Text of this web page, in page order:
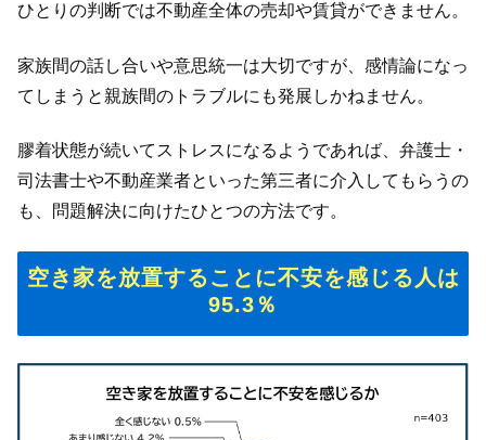
ひとりの判断では不動産全体の売却や賃貸ができません。
家族間の話し合いや意思統一は大切ですが、感情論になっ
てしまうと親族間のトラブルにも発展しかねません。
膠着状態が続いてストレスになるようであれば、弁護士・
司法書士や不動産業者といった第三者に介入してもらうの
も、問題解決に向けたひとつの方法です。
空き家を放置することに不安を感じる人は
95.3％